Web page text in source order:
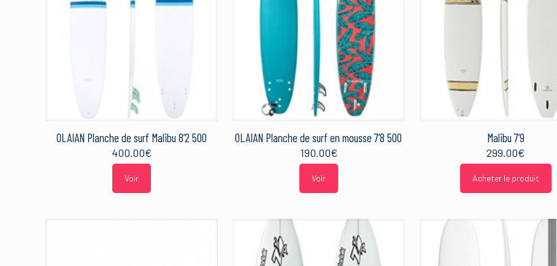
OLAIAN Planche de surf Malibu 8’2 500
400.00€
Voir
OLAIAN Planche de surf en mousse 7’8 500
190.00€
Voir
Malibu 7’9
299.00€
Acheter le produit